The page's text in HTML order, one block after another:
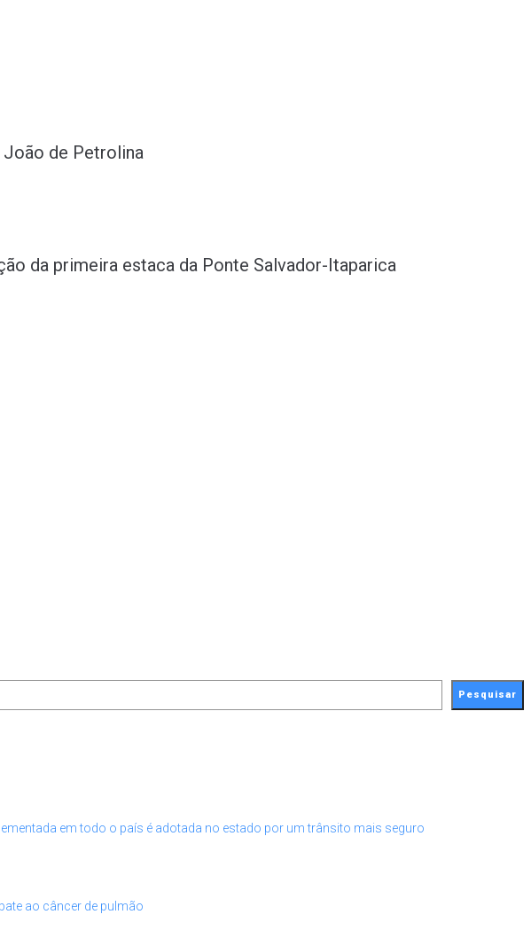
João de Petrolina
da primeira estaca da Ponte Salvador-Itaparica
Pesquisar
em todo o país é adotada no estado por um trânsito mais seguro
ao câncer de pulmão